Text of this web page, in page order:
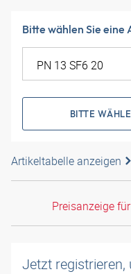
Bitte wählen Sie eine
BITTE
Artikeltabelle anzeigen
Preisanzeige
Jetzt